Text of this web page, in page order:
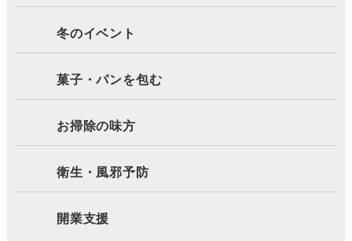
冬のイベント
菓子・パンを包む
お掃除の味方
衛生・風邪予防
開業支援